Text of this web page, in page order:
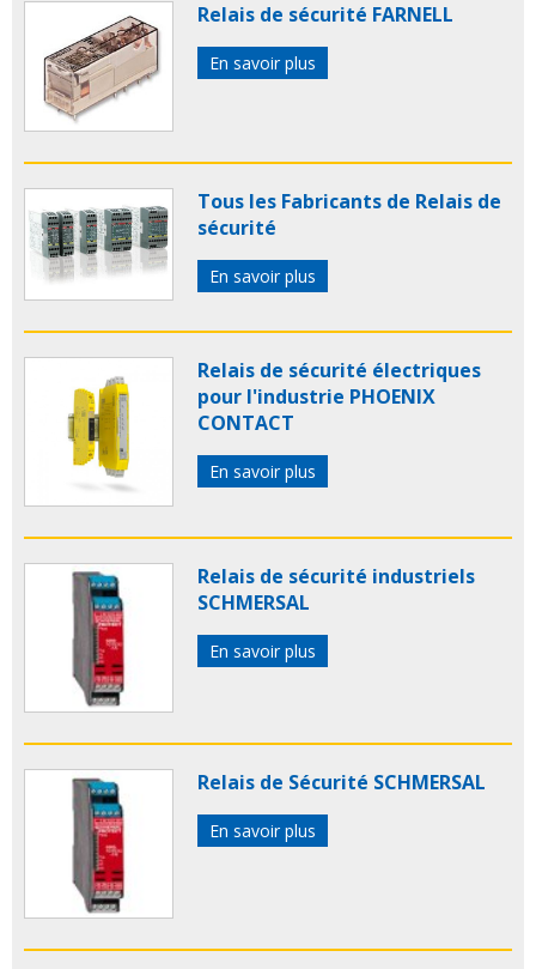
Relais de sécurité FARNELL
En savoir plus
Tous les Fabricants de Relais de
sécurité
En savoir plus
Relais de sécurité électriques
pour l'industrie PHOENIX
CONTACT
En savoir plus
Relais de sécurité industriels
SCHMERSAL
En savoir plus
Relais de Sécurité SCHMERSAL
En savoir plus